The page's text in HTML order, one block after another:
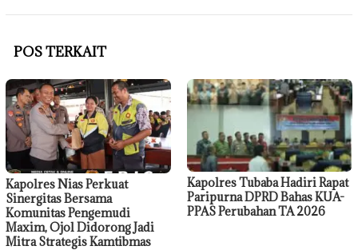
POS TERKAIT
Kapolres Nias Perkuat
Sinergitas Bersama
Komunitas Pengemudi
Maxim, Ojol Didorong Jadi
Mitra Strategis Kamtibmas
Kapolres Tubaba Hadiri Rapat
Paripurna DPRD Bahas KUA-
PPAS Perubahan TA 2026